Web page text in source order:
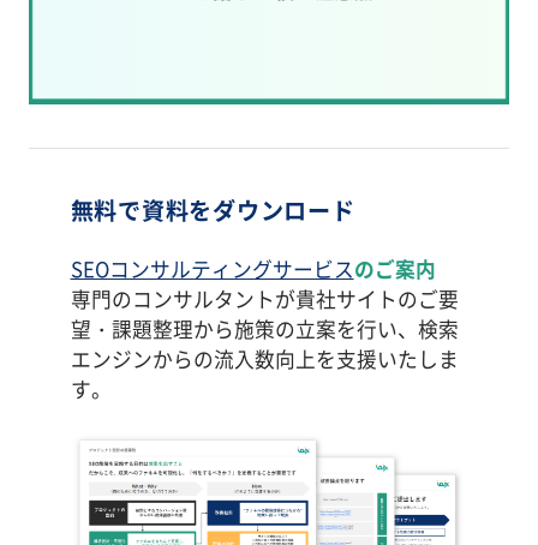
無料で資料をダウンロード
SEOコンサルティングサービスのご案内
専門のコンサルタントが貴社サイトのご要
望・課題整理から施策の立案を行い、検索
エンジンからの流入数向上を支援いたしま
す。